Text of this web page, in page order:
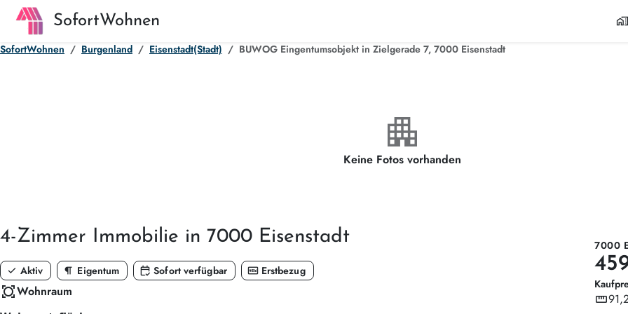
SofortWohnen home_work
SofortWohnen Burgenland Eisenstadt(Stadt) BUWOG Eingentumsobjekt in Zielgerade 7, 7000 Eisenstadt
apartment
Keine Fotos vorhanden
4-Zimmer Immobilie in 7000 Eisenstadt
check Aktiv format_paragraph Eigentum calendar_check Sofort verfügbar fiber_new Erstbezug
all_outWohnraum
7000
straighten